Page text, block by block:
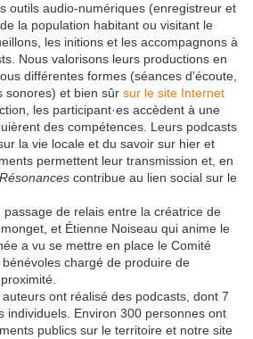
outils audio-numériques (enregistreur et
la population habitant ou visitant le
les initions et les accompagnons à
Nous valorisons leurs productions en
différentes formes (séances d'écoute,
sonores) et bien sûr sur le site Internet
les participant·es accèdent à une
des compétences. Leurs podcasts
la vie locale et du savoir sur hier et
permettent leur transmission et, en
Résonances contribue au lien social sur le
de relais entre la créatrice de
et Étienne Noiseau qui anime le
a vu se mettre en place le Comité
chargé de produire de
ont réalisé des podcasts, dont 7
individuels. Environ 300 personnes ont
publics sur le territoire et notre site